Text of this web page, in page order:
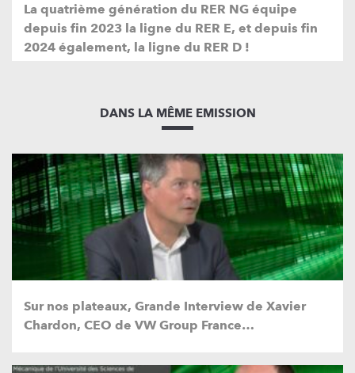
La quatrième génération du RER NG équipe
depuis fin 2023 la ligne du RER E, et depuis fin
2024 également, la ligne du RER D !
DANS LA MÊME EMISSION
Sur nos plateaux, Grande Interview de Xavier
Chardon, CEO de VW Group France…